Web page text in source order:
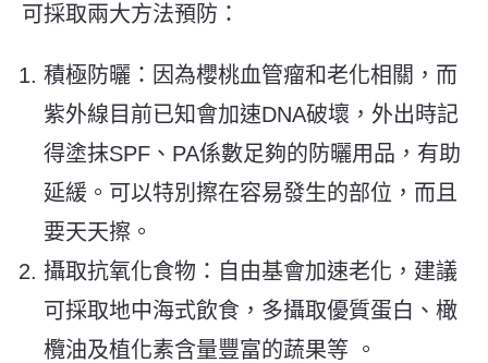
可採取兩大方法預防：
積極防曬：因為櫻桃血管瘤和老化相關，而
紫外線目前已知會加速DNA破壞，外出時記
得塗抹SPF、PA係數足夠的防曬用品，有助
延緩。可以特別擦在容易發生的部位，而且
要天天擦。
攝取抗氧化食物：自由基會加速老化，建議
可採取地中海式飲食，多攝取優質蛋白、橄
欖油及植化素含量豐富的蔬果等 。